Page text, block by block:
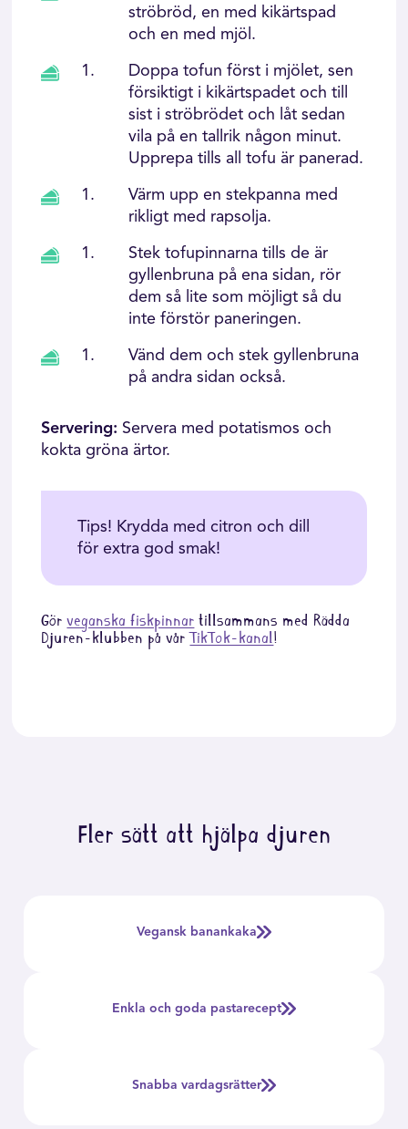
ströbröd, en med kikärtspad
och en med mjöl.
Doppa tofun först i mjölet, sen
försiktigt i kikärtspadet och till
sist i ströbrödet och låt sedan
vila på en tallrik någon minut.
Upprepa tills all tofu är panerad.
Värm upp en stekpanna med
rikligt med rapsolja.
Stek tofupinnarna tills de är
gyllenbruna på ena sidan, rör
dem så lite som möjligt så du
inte förstör paneringen.
Vänd dem och stek gyllenbruna
på andra sidan också.
Servering: Servera med potatismos och
kokta gröna ärtor.
Tips! Krydda med citron och dill
för extra god smak!
Görveganska fiskpinnartillsammans med Rädda
Djuren-klubben på vårTikTok-kanal!
Fler sätt att hjälpa djuren
Vegansk banankaka
Enkla och goda pastarecept
Snabba vardagsrätter